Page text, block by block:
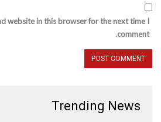
website in this browser for the next time I
comment.
Trending News